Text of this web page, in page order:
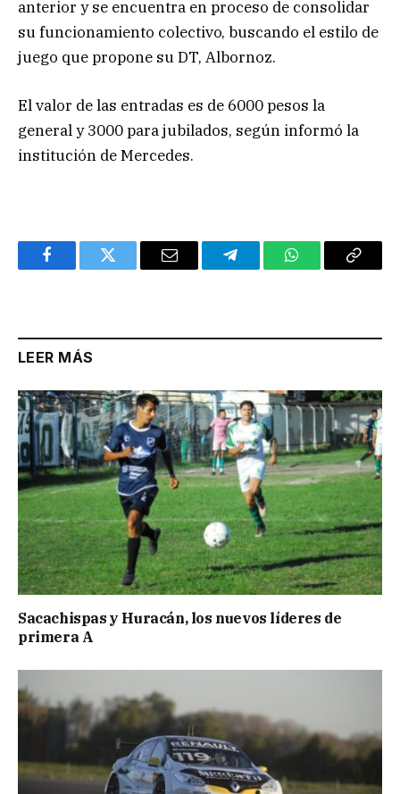
anterior y se encuentra en proceso de consolidar
su funcionamiento colectivo, buscando el estilo de
juego que propone su DT, Albornoz.
El valor de las entradas es de 6000 pesos la
general y 3000 para jubilados, según informó la
institución de Mercedes.
FacebookTwitter Email TelegramWhatsAppCopy
LEER MÁS
Sacachispas y Huracán, los nuevos líderes de
primera A